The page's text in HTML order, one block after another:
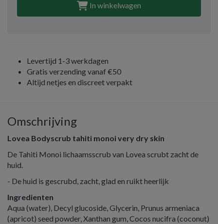
In winkelwagen
Levertijd 1-3 werkdagen
Gratis verzending vanaf €50
Altijd netjes en discreet verpakt
Omschrijving
Lovea Bodyscrub tahiti monoi very dry skin
De Tahiti Monoi lichaamsscrub van Lovea scrubt zacht de
huid.
- De huid is gescrubd, zacht, glad en ruikt heerlijk
Ingredienten
Aqua (water), Decyl glucoside, Glycerin, Prunus armeniaca
(apricot) seed powder, Xanthan gum, Cocos nucifra (coconut)